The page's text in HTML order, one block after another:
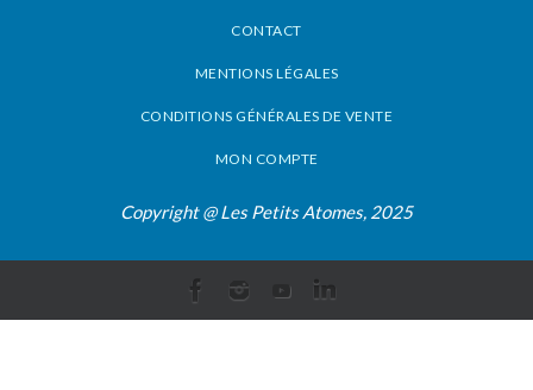
CONTACT
MENTIONS LÉGALES
CONDITIONS GÉNÉRALES DE VENTE
MON COMPTE
Copyright @ Les Petits Atomes, 2025